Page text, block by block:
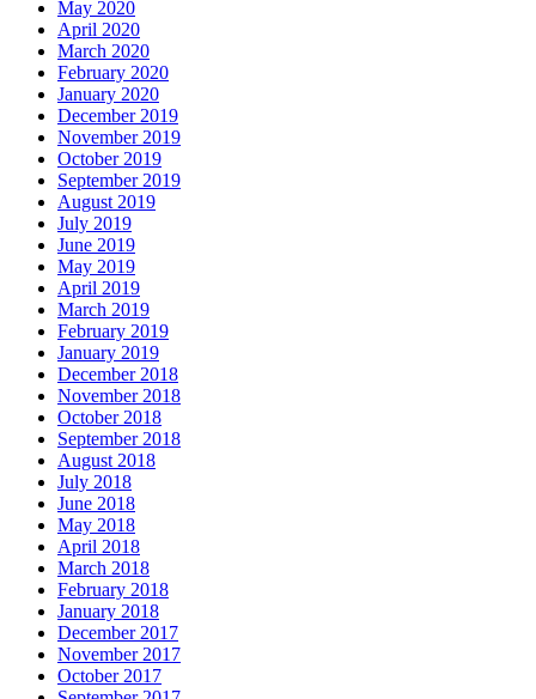
May 2020
April 2020
March 2020
February 2020
January 2020
December 2019
November 2019
October 2019
September 2019
August 2019
July 2019
June 2019
May 2019
April 2019
March 2019
February 2019
January 2019
December 2018
November 2018
October 2018
September 2018
August 2018
July 2018
June 2018
May 2018
April 2018
March 2018
February 2018
January 2018
December 2017
November 2017
October 2017